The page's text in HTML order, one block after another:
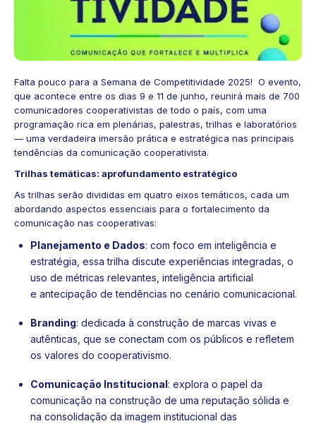
Falta pouco para a Semana de Competitividade 2025! O evento,
que acontece entre os dias 9 e 11 de junho, reunirá mais de 700
comunicadores cooperativistas de todo o país, com uma
programação rica em plenárias, palestras, trilhas e laboratórios
— uma verdadeira imersão prática e estratégica nas principais
tendências da comunicação cooperativista.
Trilhas temáticas: aprofundamento estratégico
As trilhas serão divididas em quatro eixos temáticos, cada um
abordando aspectos essenciais para o fortalecimento da
comunicação nas cooperativas:
Planejamento e Dados: com foco em inteligência e
estratégia, essa trilha discute experiências integradas, o
uso de métricas relevantes, inteligência artificial
e antecipação de tendências no cenário comunicacional.
Branding: dedicada à construção de marcas vivas e
autênticas, que se conectam com os públicos e refletem
os valores do cooperativismo.
Comunicação Institucional: explora o papel da
comunicação na construção de uma reputação sólida e
na consolidação da imagem institucional das